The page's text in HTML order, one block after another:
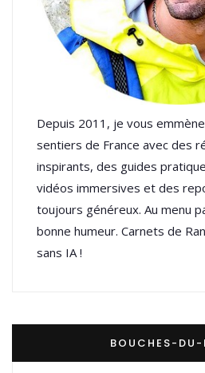
Depuis 2011, je vous
sentiers de France avec des
inspirants, des guides
vidéos immersives et des
toujours généreux. Au menu
bonne humeur. Carnets de
sans IA !
BOUCHES-DU-